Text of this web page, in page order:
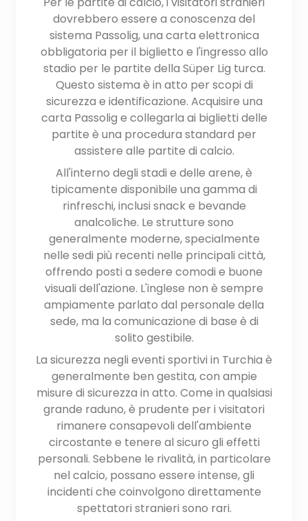
dovrebbero essere a conoscenza del
sistema Passolig, una carta elettronica
obbligatoria per il biglietto e l'ingresso allo
stadio per le partite della Süper Lig turca.
Questo sistema è in atto per scopi di
sicurezza e identificazione. Acquisire una
carta Passolig e collegarla ai biglietti delle
partite è una procedura standard per
assistere alle partite di calcio.
All'interno degli stadi e delle arene, è
tipicamente disponibile una gamma di
rinfreschi, inclusi snack e bevande
analcoliche. Le strutture sono
generalmente moderne, specialmente
nelle sedi più recenti nelle principali città,
offrendo posti a sedere comodi e buone
visuali dell'azione. L'inglese non è sempre
ampiamente parlato dal personale della
sede, ma la comunicazione di base è di
solito gestibile.
La sicurezza negli eventi sportivi in Turchia è
generalmente ben gestita, con ampie
misure di sicurezza in atto. Come in qualsiasi
grande raduno, è prudente per i visitatori
rimanere consapevoli dell'ambiente
circostante e tenere al sicuro gli effetti
personali. Sebbene le rivalità, in particolare
nel calcio, possano essere intense, gli
incidenti che coinvolgono direttamente
spettatori stranieri sono rari.